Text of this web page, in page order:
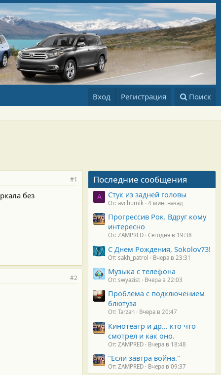
Вход Регистрация Поиск
#1
без
#2
Последние сообщения
A Стук из задней головы
От: avchumik 4 мин. назад
Прогрессив Рок. Вдруг кому
интересно
От: ZAMPRED Сегодня в 19:38
С Днем Рождения, Sokolov73!
От: sakh_patrol Вчера в 23:31
Музыка с телефона
От: swyazist Вчера в 22:03
Проблема с подключением
блютуза
От: Tarzan Вчера в 20:47
Кинотеатр и др... кто что
смотрел и как оно.
От: ZAMPRED Вчера в 18:48
"Если завтра война."
От: ZAMPRED Вчера в 09:37